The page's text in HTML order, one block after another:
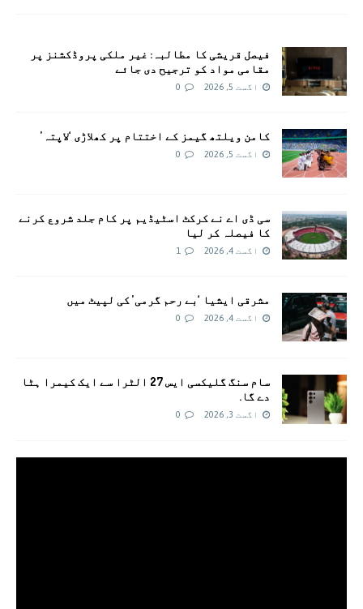
فیصل قریشی کا مطالبہ: غیر ملکی پروڈکشنز پر
مقامی مواد کو ترجیح دی جائے
اگست 5, 2026 0
کامن ویلتھ گیمز کے اختتام پر کھلاڑی ‘لاپتہ’
اگست 5, 2026 0
سی ڈی اے نے کرکٹ اسٹیڈیم پر کام جلد شروع کرنے
کا فیصلہ کر لیا
اگست 4, 2026 1
مشرقی ایشیا ‘بے رحم گرمی’ کی لپیٹ میں
اگست 4, 2026 0
سام سنگ گلیکسی ایس 27 الٹرا سے ایک کیمرا ہٹا
دے گا.
اگست 3, 2026 0